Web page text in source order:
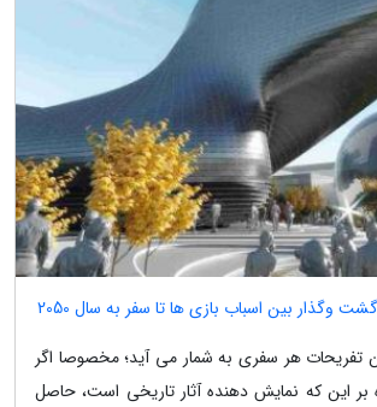
وگذار بین اسباب بازی ها تا سفر به سال 2050
تفریحات هر سفری به شمار می آید؛ مخصوصا اگر
بر این که نمایش دهنده آثار تاریخی است، حاصل